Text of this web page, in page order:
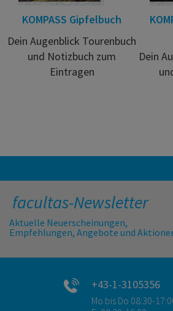
KOMPASS Gipfelbuch
Dein Augenblick Tourenbuch
und Notizbuch zum
Eintragen
Dein
facultas-Newsletter
Aktuelle Neuerscheinungen,
Empfehlungen, Angebote und
+43-1-3105356
Mo bis Do 08:30-